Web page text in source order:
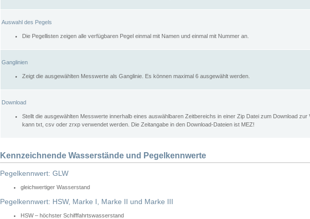
Auswahl des Pegels
Die Pegellisten zeigen alle verfügbaren Pegel einmal mit Namen und einmal mit Nummer an.
Ganglinien
Zeigt die ausgewählten Messwerte als Ganglinie. Es können maximal 6 ausgewählt werden.
Download
Stellt die ausgewählten Messwerte innerhalb eines auswählbaren Zeitbereichs in einer Zip Datei zum Download zur
kann txt, csv oder zrxp verwendet werden. Die Zeitangabe in den Download-Dateien ist MEZ!
Kennzeichnende Wasserstände und Pegelkennwerte
Pegelkennwert: GLW
gleichwertiger Wasserstand
Pegelkennwert: HSW, Marke I, Marke II und Marke III
HSW – höchster Schifffahrtswasserstand